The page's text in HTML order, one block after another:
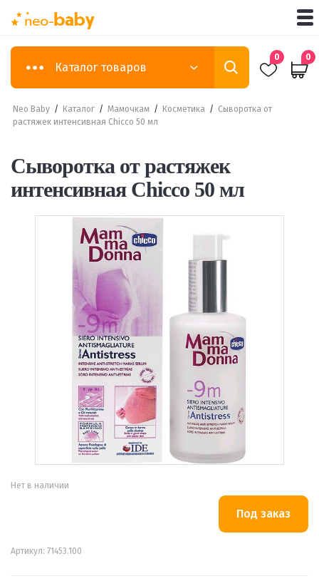
Каталог товаров
0 0
Neo Baby / Каталог / Мамочкам / Косметика / Сыворотка от
растяжек интенсивная Chicco 50 мл
Сыворотка от растяжек
интенсивная Chicco 50 мл
Нет в наличии
Артикул: 71453.100